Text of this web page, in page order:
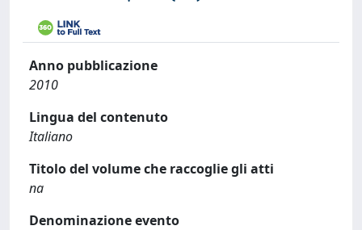
Anno pubblicazione
2010
Lingua del contenuto
Italiano
Titolo del volume che raccoglie gli atti
na
Denominazione evento